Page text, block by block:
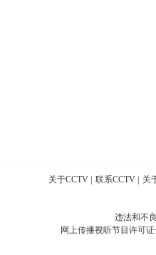
关于CCTV 联系CCTV 关
违法和不
网上传播视听节目许可证